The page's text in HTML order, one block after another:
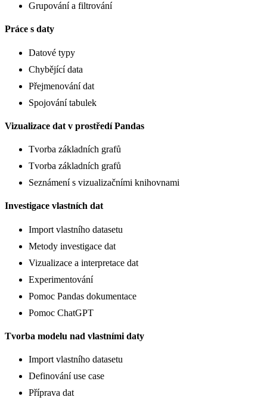
Grupování a filtrování
Práce s daty
Datové typy
Chybějící data
Přejmenování dat
Spojování tabulek
Vizualizace dat v prostředí Pandas
Tvorba základních grafů
Tvorba základních grafů
Seznámení s vizualizačními knihovnami
Investigace vlastních dat
Import vlastního datasetu
Metody investigace dat
Vizualizace a interpretace dat
Experimentování
Pomoc Pandas dokumentace
Pomoc ChatGPT
Tvorba modelu nad vlastními daty
Import vlastního datasetu
Definování use case
Příprava dat